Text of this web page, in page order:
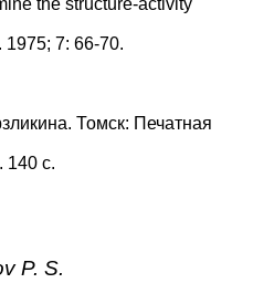
the structure-activity
7: 66-70.
Томск: Печатная
140 с.
P. S.